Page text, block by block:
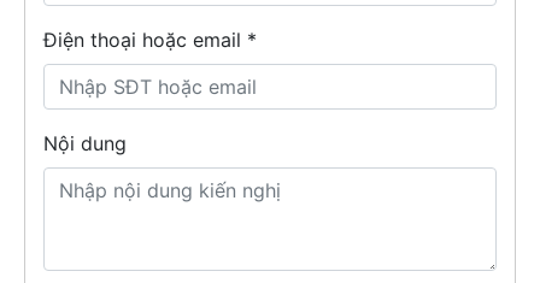
Điện thoại hoặc email *
Nội dung